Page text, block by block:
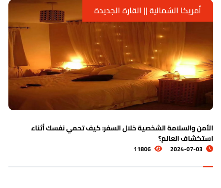
أمريكا الشمالية || القارة الجديدة
والسلامة الشخصية خلال السفر: كيف تحمي نفسك أثناء
العالم؟
2024-07-03
11806